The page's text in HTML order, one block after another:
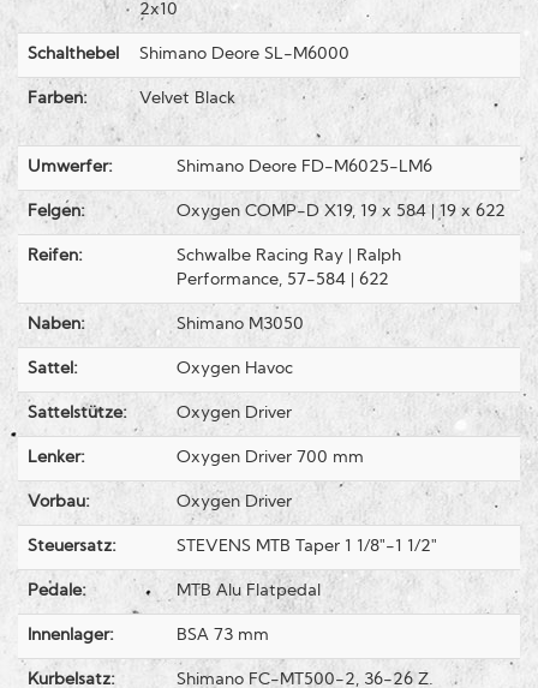
2x10
Schalthebel Shimano Deore SL-M6000
Farben: Velvet Black
Umwerfer: Shimano Deore FD-M6025-LM6
Felgen: Oxygen COMP-D X19, 19 x 584 | 19 x 622
Reifen:
Schwalbe Racing Ray | Ralph
Performance, 57-584 | 622
Naben: Shimano M3050
Sattel: Oxygen Havoc
Sattelstütze: Oxygen Driver
Lenker: Oxygen Driver 700 mm
Vorbau: Oxygen Driver
Steuersatz: STEVENS MTB Taper 1 1/8"-1 1/2"
Pedale: MTB Alu Flatpedal
Innenlager: BSA 73 mm
Kurbelsatz: Shimano FC-MT500-2, 36-26 Z.